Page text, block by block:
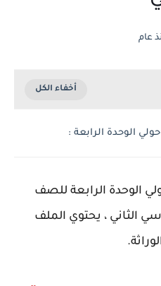
عام
الوحدة الرابعة :
الوحدة الرابعة للصف
الثاني ، يحتوي الملف